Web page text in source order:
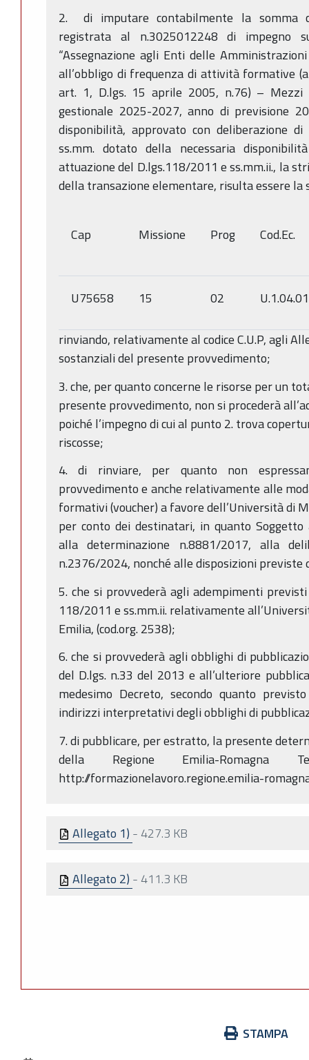
2. di imputare contabilmente la somma
registrata al n.3025012248 di impegno
“Assegnazione agli Enti delle
all’obbligo di frequenza di attività formative
art. 1, D.lgs. 15 aprile 2005, n.76) – Mezzi
gestionale 2025-2027, anno di previsione
disponibilità, approvato con deliberazione
ss.mm. dotato della necessaria
attuazione del D.lgs.118/2011 e ss.mm.ii., la
della transazione elementare, risulta essere la
Cap Missione Prog Cod.Ec.
U75658 15 02
rinviando, relativamente al codice C.U.P, agli
sostanziali del presente provvedimento;
3. che, per quanto concerne le risorse per un
presente provvedimento, non si procederà
poiché l’impegno di cui al punto 2. trova
riscosse;
4. di rinviare, per quanto non
provvedimento e anche relativamente alle
formativi (voucher) a favore dell’Università di
per conto dei destinatari, in quanto
alla determinazione n.8881/2017, alla
n.2376/2024, nonché alle disposizioni previste
5. che si provvederà agli adempimenti
118/2011 e ss.mm.ii. relativamente
Emilia, (cod.org. 2538);
6. che si provvederà agli obblighi di
del D.lgs. n.33 del 2013 e all’ulteriore
medesimo Decreto, secondo quanto
indirizzi interpretativi degli obblighi di
7. di pubblicare, per estratto, la presente
della Regione Emilia-
http://formazionelavoro.regione.emilia-
Allegato 1) - 427.3 KB
Allegato 2) - 411.3 KB
STAMPA